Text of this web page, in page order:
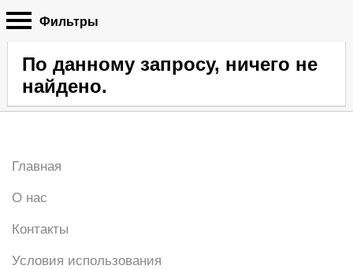
Фильтры
По данному запросу, ничего не
найдено.
Главная
О нас
Контакты
Условия использования